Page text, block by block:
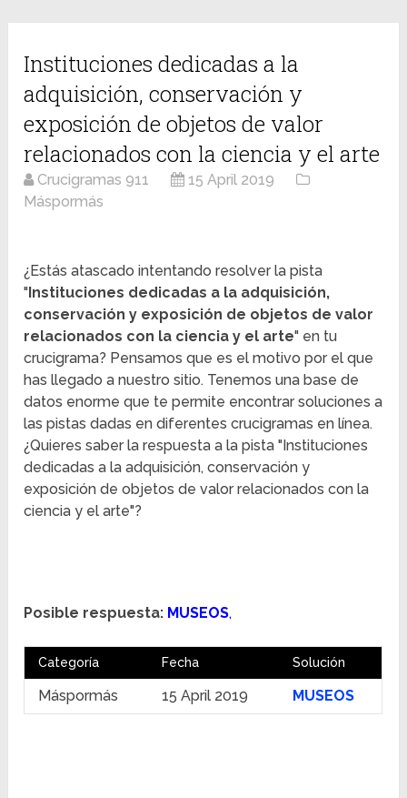
Instituciones dedicadas a la
adquisición, conservación y
exposición de objetos de valor
relacionados con la ciencia y el arte
Crucigramas 911
15 April 2019
Máspormás
¿Estás atascado intentando resolver la pista
" Instituciones dedicadas a la adquisición,
conservación y exposición de objetos de valor
relacionados con la ciencia y el arte" en tu
crucigrama? Pensamos que es el motivo por el que
has llegado a nuestro sitio. Tenemos una base de
datos enorme que te permite encontrar soluciones a
las pistas dadas en diferentes crucigramas en línea.
¿Quieres saber la respuesta a la pista "Instituciones
dedicadas a la adquisición, conservación y
exposición de objetos de valor relacionados con la
ciencia y el arte"?
Posible respuesta: MUSEOS,
Categoría Fecha Solución
Máspormás 15 April 2019 MUSEOS